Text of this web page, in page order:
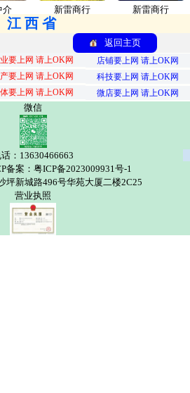
介 新雷商行 新雷商行
江西省
返回主页
要上网 请上OK网
店铺要上网 请上OK网
要上网 请上OK网
科技要上网 请上OK网
要上网 请上OK网 微店要上网 请上OK网
微信
话：13630466663
备案：粤ICP备2023009931号-1
坪新城路496号华苑大厦二楼2C25
营业执照